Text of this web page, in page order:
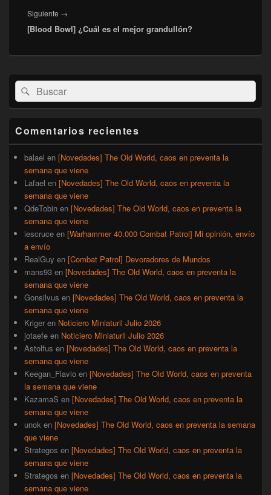
Siguiente →
siguiente:
[Blood Bowl] ¿Cuál es el mejor grandullón?
El
área
de
widget
lateral
primaria
Buscar
por:
Buscar
Comentarios recientes
balael en [Novedades] The Old World, caos en preventa la
semana que viene
Lafael en [Novedades] The Old World, caos en preventa la
semana que viene
QdeTobin en [Novedades] The Old World, caos en preventa la
semana que viene
iescruce en [Warhammer 40.000 Combat Patrol] Mi opinión, envío
a envío
RealGuy en [Combat Patrol] Devoradores de Mundos
mans93 en [Novedades] The Old World, caos en preventa la
semana que viene
Gonsilvus en [Novedades] The Old World, caos en preventa la
semana que viene
Kriger en Noticiero Miniaturil Julio 2026
jotaefe en Noticiero Miniaturil Julio 2026
Astolfus en [Novedades] The Old World, caos en preventa la
semana que viene
Keegan_Flavio en [Novedades] The Old World, caos en preventa
la semana que viene
KazamaS en [Novedades] The Old World, caos en preventa la
semana que viene
unok en [Novedades] The Old World, caos en preventa la semana
que viene
Strategos en [Novedades] The Old World, caos en preventa la
semana que viene
Strategos en [Novedades] The Old World, caos en preventa la
semana que viene